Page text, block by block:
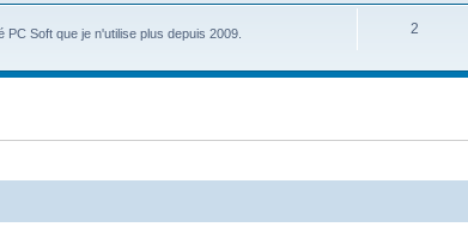
Soft que je n'utilise plus depuis 2009. 2